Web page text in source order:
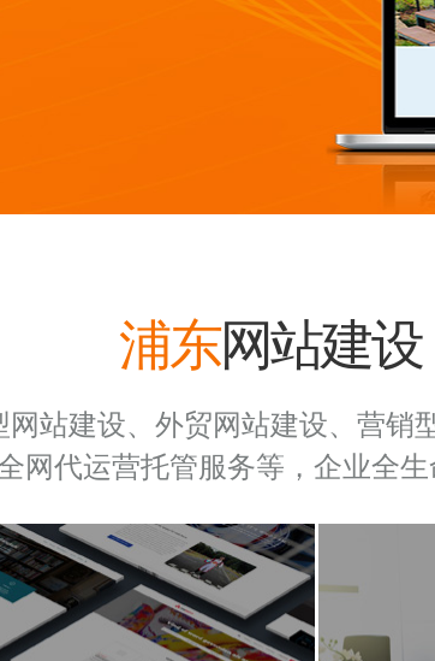
浦东网站建设
网站建设、外贸网站建设、营销
网代运营托管服务等，企业全生